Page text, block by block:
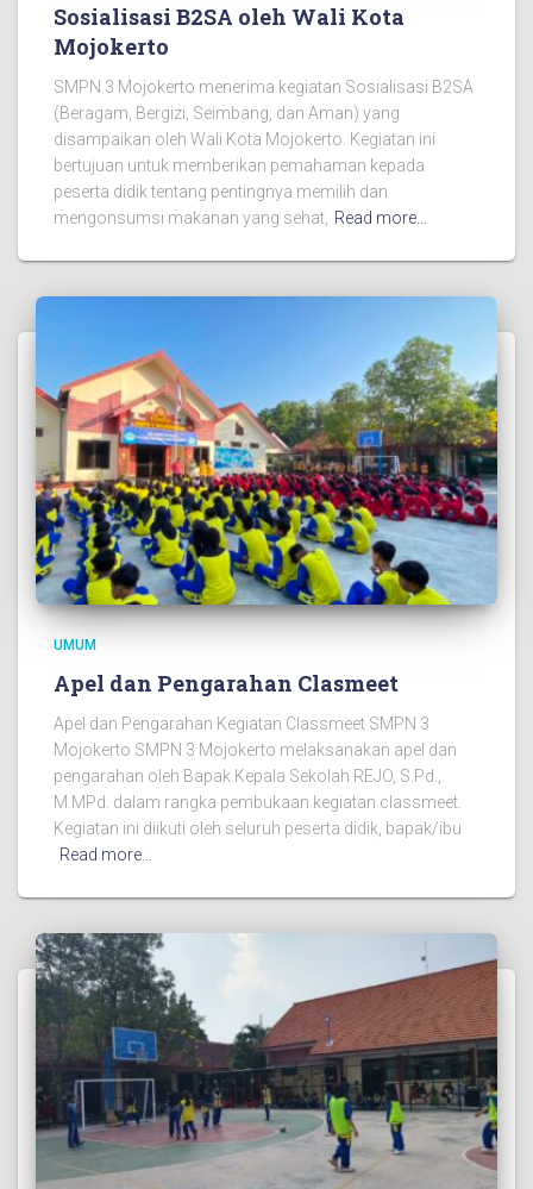
Sosialisasi B2SA oleh Wali Kota
Mojokerto
SMPN 3 Mojokerto menerima kegiatan Sosialisasi B2SA
(Beragam, Bergizi, Seimbang, dan Aman) yang
disampaikan oleh Wali Kota Mojokerto. Kegiatan ini
bertujuan untuk memberikan pemahaman kepada
peserta didik tentang pentingnya memilih dan
mengonsumsi makanan yang sehat, Read more…
UMUM
Apel dan Pengarahan Clasmeet
Apel dan Pengarahan Kegiatan Classmeet SMPN 3
Mojokerto SMPN 3 Mojokerto melaksanakan apel dan
pengarahan oleh Bapak Kepala Sekolah REJO, S.Pd.,
M.MPd. dalam rangka pembukaan kegiatan classmeet.
Kegiatan ini diikuti oleh seluruh peserta didik, bapak/ibu
Read more…